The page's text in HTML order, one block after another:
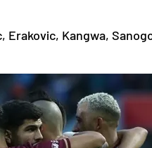
Erakovic, Kangwa,